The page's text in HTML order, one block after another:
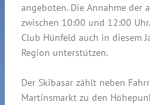
angeboten. Die Annahme
zwischen 10:00 und 12:00
Club Hünfeld auch in diesem
Region unterstützen.
Der Skibasar zählt neben
Martinsmarkt zu den